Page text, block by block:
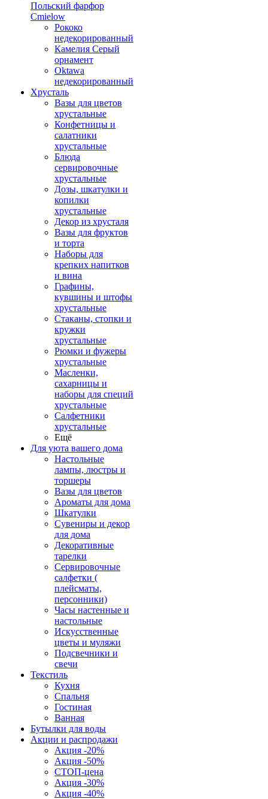
Польский фарфор
Сmielow
Рококо
недекорированный
Камелия Серый
орнамент
Oktawa
недекорированный
Хрусталь
Вазы для цветов
хрустальные
Конфетницы и
салатники
хрустальные
Блюда
сервировочные
хрустальные
Дозы, шкатулки и
копилки
хрустальные
Декор из хрусталя
Вазы для фруктов
и торта
Наборы для
крепких напитков
и вина
Графины,
кувшины и штофы
хрустальные
Стаканы, стопки и
кружки
хрустальные
Рюмки и фужеры
хрустальные
Масленки,
сахарницы и
наборы для специй
хрустальные
Салфетники
хрустальные
Ещё
Для уюта вашего дома
Настольные
лампы, люстры и
торшеры
Вазы для цветов
Ароматы для дома
Шкатулки
Сувениры и декор
для дома
Декоративные
тарелки
Сервировочные
салфетки (
плейсматы,
персонники)
Часы настенные и
настольные
Искусственные
цветы и муляжи
Подсвечники и
свечи
Текстиль
Кухня
Спальня
Гостиная
Ванная
Бутылки для воды
Акции и распродажи
Акция -20%
Акция -50%
СТОП-цена
Акция -30%
Акция -40%